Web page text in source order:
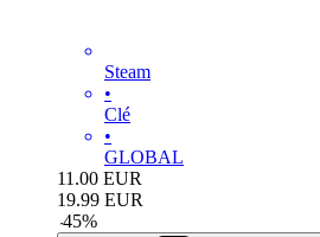
Steam
•
Clé
•
GLOBAL
11.00 EUR
19.99 EUR
-45%